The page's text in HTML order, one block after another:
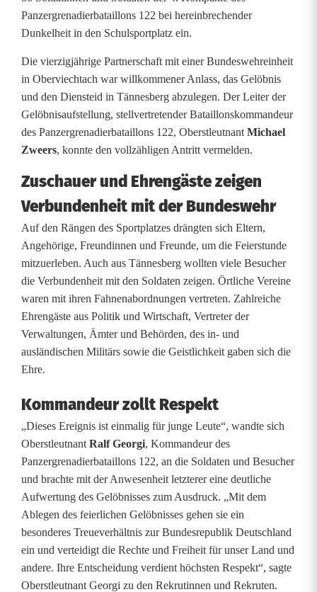
c
h
e
n
G
e
l
ö
b
n
i
s
l
e
e
n
6
S
o
l
Panzergrenadierbataillons 122 bei hereinbrechender
Dunkelheit in den Schulsportplatz ein.
Die vierzigjährige Partnerschaft mit einer Bundeswehreinheit
in Oberviechtach war willkommener Anlass, das Gelöbnis
und den Diensteid in Tännesberg abzulegen. Der Leiter der
Gelöbnisaufstellung, stellvertretender Bataillonskommandeur
des Panzergrenadierbataillons 122, Oberstleutnant Michael
Zweers, konnte den vollzähligen Antritt vermelden.
Zuschauer und Ehrengäste zeigen
Verbundenheit mit der Bundeswehr
Auf den Rängen des Sportplatzes drängten sich Eltern,
Angehörige, Freundinnen und Freunde, um die Feierstunde
mitzuerleben. Auch aus Tännesberg wollten viele Besucher
die Verbundenheit mit den Soldaten zeigen. Örtliche Vereine
waren mit ihren Fahnenabordnungen vertreten. Zahlreiche
Ehrengäste aus Politik und Wirtschaft, Vertreter der
Verwaltungen, Ämter und Behörden, des in- und
ausländischen Militärs sowie die Geistlichkeit gaben sich die
Ehre.
Kommandeur zollt Respekt
„Dieses Ereignis ist einmalig für junge Leute“, wandte sich
Oberstleutnant Ralf Georgi, Kommandeur des
Panzergrenadierbataillons 122, an die Soldaten und Besucher
und brachte mit der Anwesenheit letzterer eine deutliche
Aufwertung des Gelöbnisses zum Ausdruck. „Mit dem
Ablegen des feierlichen Gelöbnisses gehen sie ein
besonderes Treueverhältnis zur Bundesrepublik Deutschland
ein und verteidigt die Rechte und Freiheit für unser Land und
andere. Ihre Entscheidung verdient höchsten Respekt“, sagte
Oberstleutnant Georgi zu den Rekrutinnen und Rekruten.